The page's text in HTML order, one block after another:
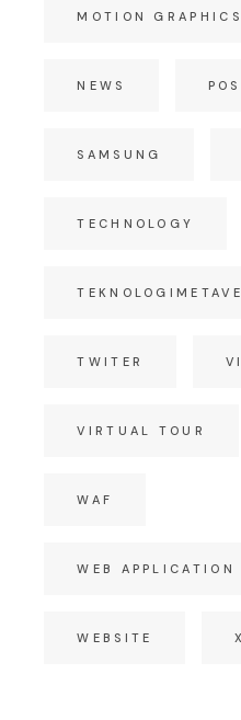
MOTION GRAPHICS
NEWS
SAMSUNG
TECHNOLOGY
TWITER
VIRTUAL TOUR
WAF
WEB APPLICATION
WEBSITE